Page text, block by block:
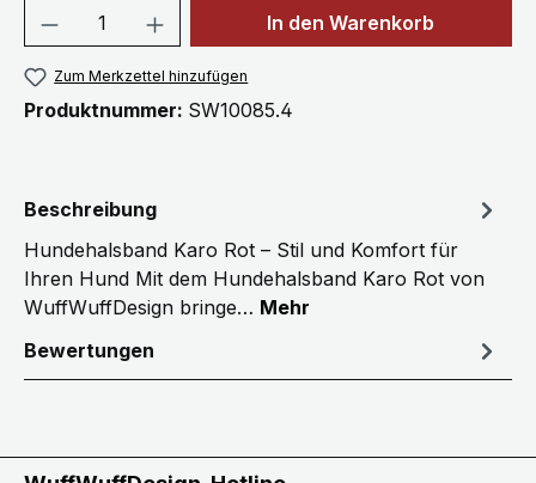
Produkt Anzahl: Gib denIn den Warenkorb
Zum Merkzettel hinzufügen
Produktnummer: SW10085.4
Beschreibung
Hundehalsband Karo Rot – Stil und Komfort für
Ihren Hund Mit dem Hundehalsband Karo Rot von
WuffWuffDesign bringe… Mehr
Bewertungen